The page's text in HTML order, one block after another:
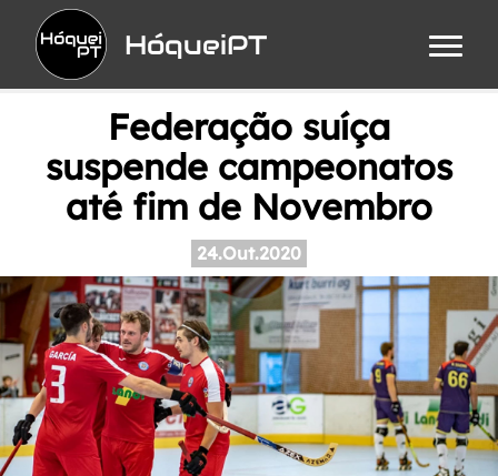
HóqueiPT
Federação suíça
suspende campeonatos
até fim de Novembro
24.Out.2020